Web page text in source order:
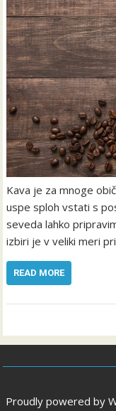
Kava je za mnoge
uspe sploh vstati s
seveda lahko
izbiri je v veliki meri
READ MORE
Proudly powered by